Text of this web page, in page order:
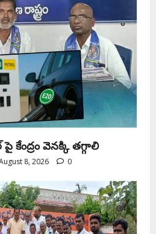
పై కేంద్రం వెనక్కి తగ్గాలి
8, 2026 0